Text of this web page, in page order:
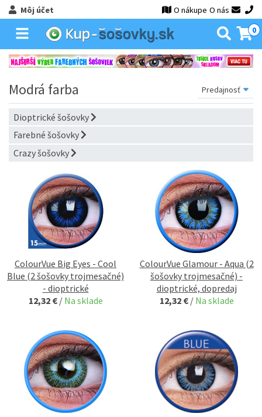
Môj účet O nákupe O nás
0
Modrá farba
Dioptrické šošovky
Farebné šošovky
Crazy šošovky
ColourVue Big Eyes - Cool
Blue (2 šošovky trojmesačné)
- dioptrické
12,32 € / Na sklade
ColourVue Glamour - Aqua (2
šošovky trojmesačné) -
dioptrické, dopredaj
12,32 € / Na sklade